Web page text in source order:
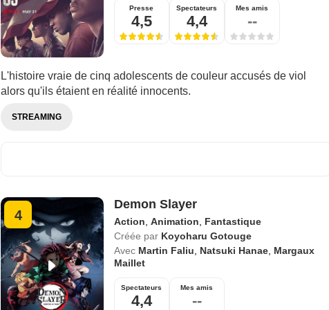
Presse
4,5
Spectateurs
4,4
Mes amis
--
L'histoire vraie de cinq adolescents de couleur accusés de viol
alors qu'ils étaient en réalité innocents.
STREAMING
4
Demon Slayer
Action Animation
Fantastique
Créée par Koyoharu Gotouge
Avec Martin Faliu Natsuki Hanae, Margaux
Maillet
Spectateurs
4,4
Mes amis
--